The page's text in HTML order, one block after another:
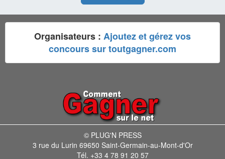
Organisateurs : Ajoutez et gérez vos
concours sur toutgagner.com
© PLUG'N PRESS
3 rue du Lurin 69650 Saint-Germain-au-Mont-d'Or
Tél. +33 4 78 91 20 57